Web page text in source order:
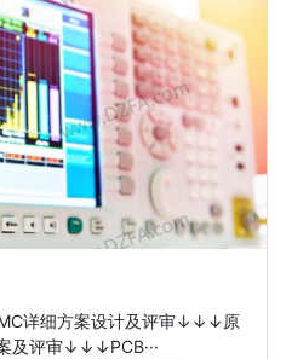
详细方案设计及评审↓↓↓原
及评审↓↓↓PCB···